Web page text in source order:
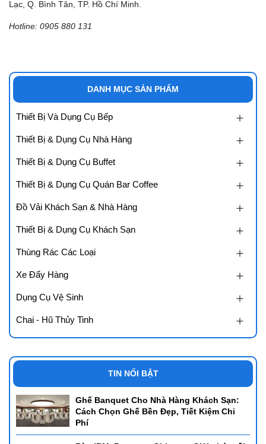
Lạc, Q. Bình Tân, TP. Hồ Chí Minh.
Hotline: 0905 880 131
DANH MỤC SẢN PHẨM
Thiết Bị Và Dụng Cụ Bếp
Thiết Bị & Dụng Cụ Nhà Hàng
Thiết Bị & Dụng Cụ Buffet
Thiết Bị & Dụng Cụ Quán Bar Coffee
Đồ Vải Khách Sạn & Nhà Hàng
Thiết Bị & Dụng Cụ Khách Sạn
Thùng Rác Các Loại
Xe Đẩy Hàng
Dụng Cụ Vệ Sinh
Chai - Hũ Thủy Tinh
TIN NỔI BẬT
Ghế Banquet Cho Nhà Hàng Khách Sạn:
Cách Chọn Ghế Bền Đẹp, Tiết Kiệm Chi
Phí